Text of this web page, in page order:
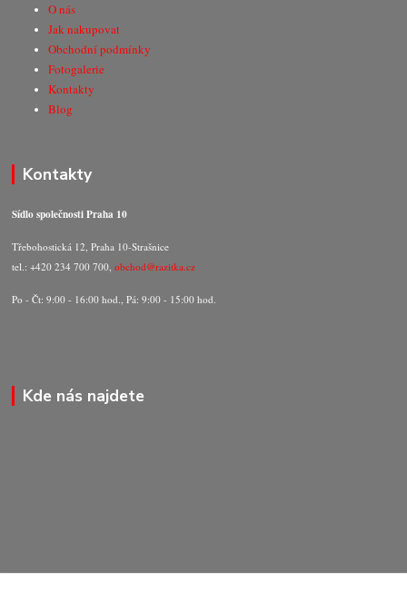
O nás
Jak nakupovat
Obchodní podmínky
Fotogalerie
Kontakty
Blog
Kontakty
Sídlo společnosti Praha 10
Třebohostická 12, Praha 10-Strašnice
tel.: +420 234 700 700,obchod@razitka.cz
Po - Čt: 9:00 - 16:00 hod., Pá: 9:00 - 15:00 hod.
Kde nás najdete